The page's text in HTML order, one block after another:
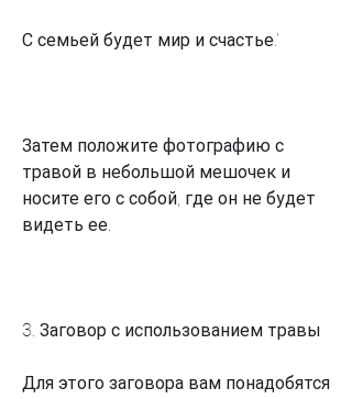
С семьей будет мир и счастье.'
Затем положите фотографию с
травой в небольшой мешочек и
носите его с собой, где он не будет
видеть ее.
3. Заговор с использованием травы
Для этого заговора вам понадобятся